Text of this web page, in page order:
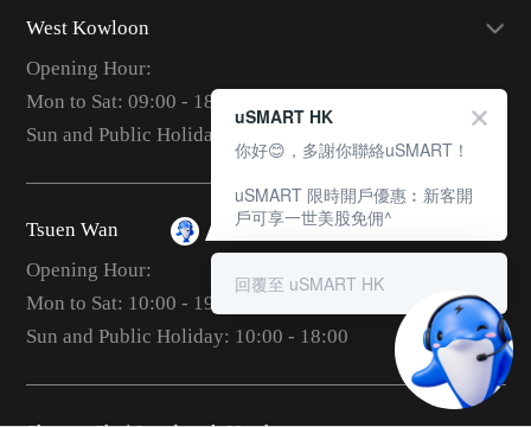
West Kowloon
Opening Hour:
Mon to Sat: 09:00 - 18:00
Sun and Public Holiday: 10:00 - 18:00
Tsuen Wan
Opening Hour:
Mon to Sat: 10:00 - 19:00
Sun and Public Holiday: 10:00 - 18:00
uSMART HK
你好😊，多謝你聯絡uSMART！
uSMART 限時開戶優惠︰新客開
戶可享一世美股免佣^
回覆至 uSMART HK